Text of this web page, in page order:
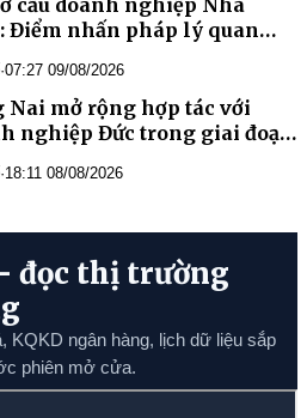
Điểm nhấn pháp lý quan
2026 – 2030
·07:27 09/08/2026
Nai mở rộng hợp tác với
nghiệp Đức trong giai đoạn
·18:11 08/08/2026
đọc thị trường
KQKD ngân hàng, lịch dữ liệu sắp
phiên mở cửa.